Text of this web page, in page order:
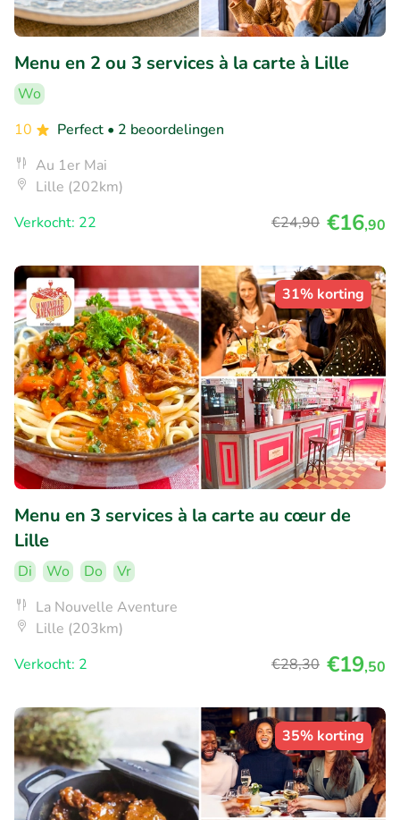
Menu en 2 ou 3 services à la carte à Lille
Wo
10
Perfect • 2 beoordelingen
Au 1er Mai
Lille (202km)
Verkocht: 22
€24,90 €16,90
31% korting
Menu en 3 services à la carte au cœur de
Lille
Di Wo Do
Vr
La Nouvelle Aventure
Lille (203km)
Verkocht: 2
€28,30 €19,50
35% korting